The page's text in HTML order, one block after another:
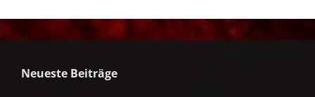
Neueste Beiträge